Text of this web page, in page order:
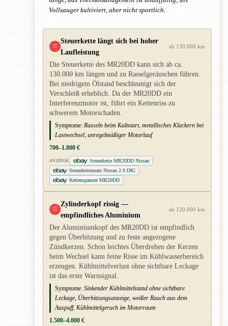
Vollsauger kultiviert, aber nicht sportlich.
!!
Steuerkette längt sich bei hoher
Laufleistung
ab 130.000 km
Die Steuerkette des MR20DD kann sich ab ca.
130.000 km längen und zu Rasselgeräuschen führen.
Bei niedrigem Ölstand beschleunigt sich der
Verschleiß erheblich. Da der MR20DD ein
Interferenzmotor ist, führt ein Kettenriss zu
schwerem Motorschaden.
Symptome: Rasseln beim Kaltstart, metallisches Klackern bei
Lastwechsel, unregelmäßiger Motorlauf
700–1.800 €
ANZEIGE
Steuerkette MR20DD Nissan
Steuerkettensatz Nissan 2.0 DIG
Kettenspanner MR20DD
!!
Zylinderkopf rissig —
empfindliches Aluminium
ab 120.000 km
Der Aluminiumkopf des MR20DD ist empfindlich
gegen Überhitzung und zu feste angezogene
Zündkerzen. Schon leichtes Überdrehen der Kerzen
beim Wechsel kann feine Risse im Kühlwasserbereich
erzeugen. Kühlmittelverlust ohne sichtbare Leckage
ist das erste Warnsignal.
Symptome: Sinkender Kühlmittelstand ohne sichtbare
Leckage, Überhitzungsanzeige, weißer Rauch aus dem
Auspuff, Kühlmittelgeruch im Motorraum
1.500–4.000 €